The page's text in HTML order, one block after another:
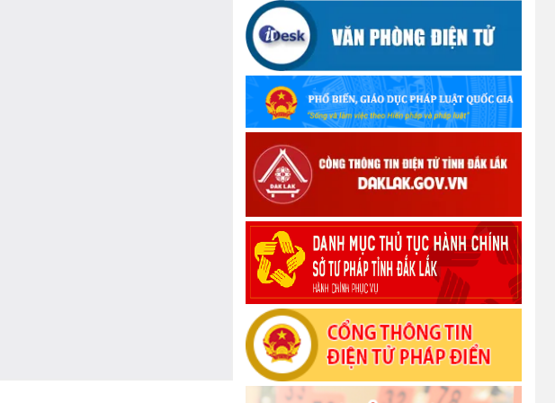
(12/10/2025)
UBND TỈNH ĐẮK LẮK KHUYẾN CÁO
NGƯỜI DÂN TĂNG CƯỜNG PHÒNG,
CHỐNG BỆNH TẢ
(09/10/2025)
Bộ Quốc phòng công bố thủ tục hành
chính đủ điều kiện tái cấu trúc thực hiện
toàn trình, một phần trên môi trường điện
tử
(09/10/2025)
Bộ Chính trị, Ban Bí thư kết luận về phân
cấp, phân quyền trong vận hành chính
quyền địa phương 2 cấp
(08/10/2025)